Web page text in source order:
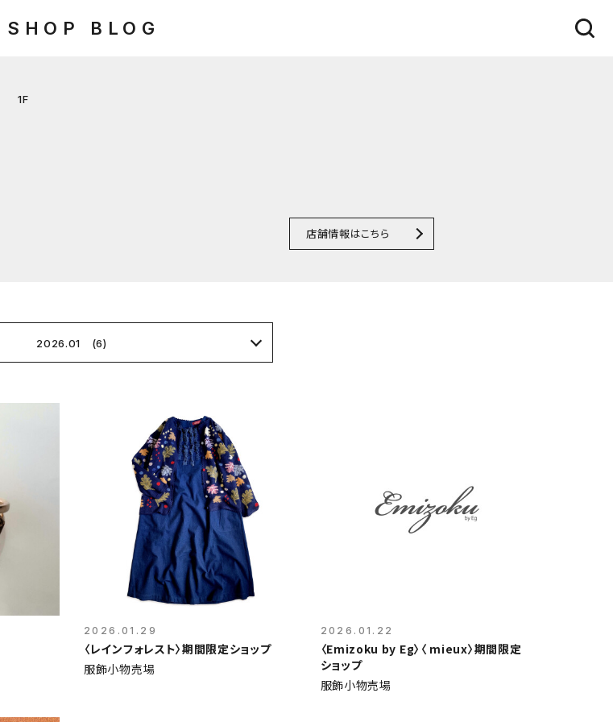
SHOP BLOG
1F
店舗情報はこちら
2026.01 (6)
2026.01.29
〈レインフォレスト〉期間限定ショップ
服飾小物売場
2026.01.22
〈Emizoku by Eg〉〈 mieux〉期間限定
ショップ
服飾小物売場